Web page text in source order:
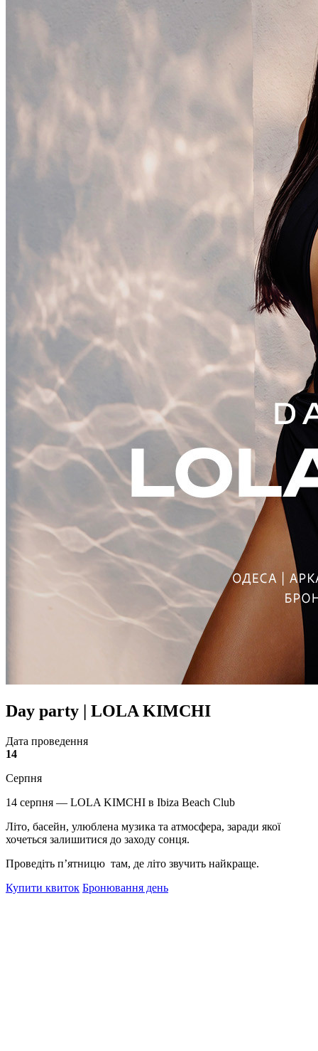
Day party | LOLA KIMCHI
Дата проведення
14
Серпня
14 серпня — LOLA KIMCHI в Ibiza Beach Club
Літо, басейн, улюблена музика та атмосфера, заради якої
хочеться залишитися до заходу сонця.
Проведіть пʼятницю там, де літо звучить найкраще.
Купити квиток Бронювання день